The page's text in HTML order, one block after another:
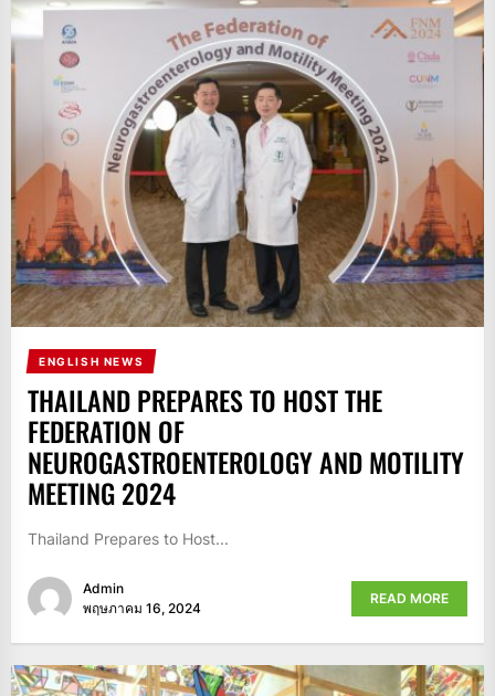
ENGLISH NEWS
THAILAND PREPARES TO HOST THE
FEDERATION OF
NEUROGASTROENTEROLOGY AND MOTILITY
MEETING 2024
Thailand Prepares to Host...
Admin
พฤษภาคม 16, 2024
READ MORE